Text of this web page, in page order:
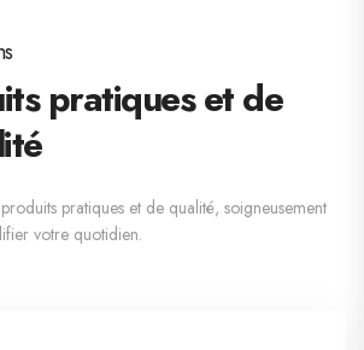
pratiques et de
pratiques et de qualité, soigneusement
votre quotidien.